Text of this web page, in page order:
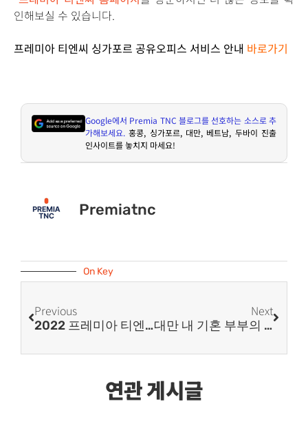
인해보실 수 있습니다.
프레미아 티엔씨 싱가포르 공유오피스 서비스 안내 바로가기
Google에서 Premia TNC블로그를 선호하는 소스로 추
가해보세요. 홍콩, 싱가포르, 대만, 베트남, 두바이 진출
인사이트를 놓치지 마세요!
Premiatnc
On Key
Previous
2022 프레미아 티엔씨 청년 기자단 서포터즈 4기 합격자 발표
Next
대만 내 기혼 부부의 소득세 신고 FAQ
연관 게시글